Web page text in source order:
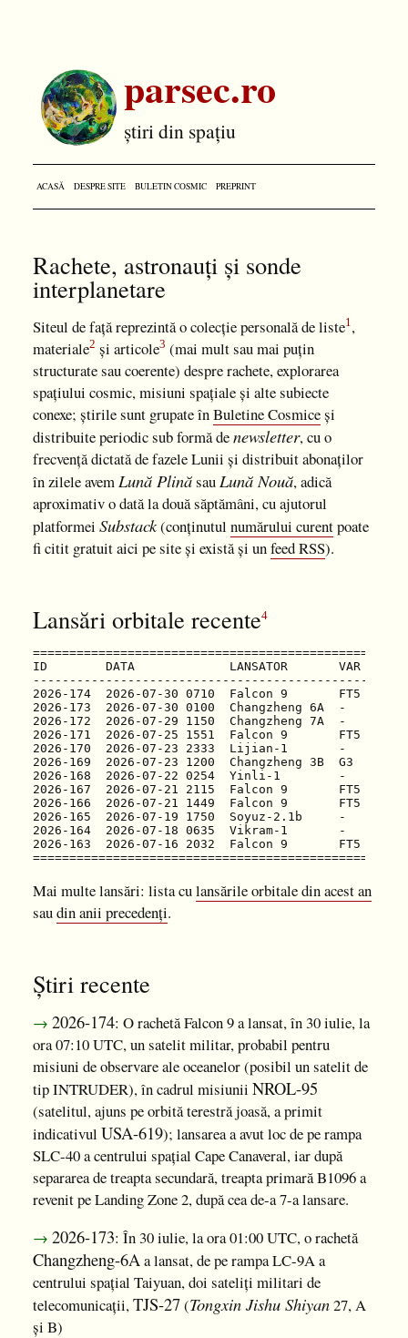
parsec.ro
știri din spațiu
ACASĂ DESPRE SITE BULETIN COSMIC PREPRINT
Rachete, astronauți și sonde
interplanetare
Siteul de față reprezintă o colecție personală de liste1,
materiale2 și articole3 (mai mult sau mai puțin
structurate sau coerente) despre rachete, explorarea
spațiului cosmic, misiuni spațiale și alte subiecte
conexe; știrile sunt grupate înBuletine Cosmiceși
distribuite periodic sub formă denewsletter, cu o
frecvență dictată de fazele Lunii și distribuit abonaților
în zilele avem Lună Plinăsau Lună Nouă, adică
aproximativ o dată la două săptămâni, cu ajutorul
platformei Substack(conținutul numărului curentpoate
fi citit gratuit aici pe site și există și unfeed RSS).
Lansări orbitale recente4
ID        DATA             LANSATOR       VAR
2026-174
2026-173
2026-172
2026-171
2026-170
2026-169
2026-168
2026-167
2026-166
2026-165
2026-164
2026-163
2026-07-16 2032  Falcon 9       FT5
Mai multe lansări: lista culansările orbitale din acest an
saudin anii precedenți.
Știri recente
→ 2026-174: O rachetă Falcon 9 a lansat, în 30 iulie, la
ora 07:10 UTC, un satelit militar, probabil pentru
misiuni de observare ale oceanelor (posibil un satelit de
tip INTRUDER), în cadrul misiunii NROL-95
(satelitul, ajuns pe orbită terestră joasă, a primit
indicativul USA-619); lansarea a avut loc de pe rampa
SLC-40 a centrului spațial Cape Canaveral, iar după
separarea de treapta secundară, treapta primară B1096 a
revenit pe Landing Zone 2, după cea de-a 7-a lansare.
→ 2026-173: În 30 iulie, la ora 01:00 UTC, o rachetă
Changzheng-6A a lansat, de pe rampa LC-9A a
centrului spațial Taiyuan, doi sateliți militari de
telecomunicații, TJS-27(Tongxin Jishu Shiyan27, A
și B)